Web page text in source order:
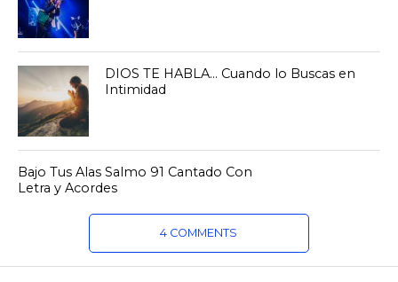
DIOS TE HABLA… Cuando lo Buscas en
Intimidad
Bajo Tus Alas Salmo 91 Cantado Con
Letra y Acordes
4 COMMENTS